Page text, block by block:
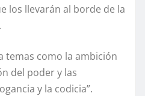
los llevarán al borde de la
temas como la ambición
del poder y las
y la codicia”.